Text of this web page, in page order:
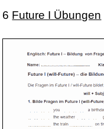
6 Future I Übungen